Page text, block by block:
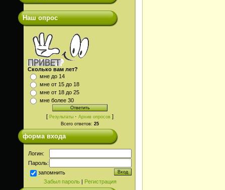
Наш опрос
Сколько вам лет?
мне до 14
мне от 15 до 18
мне от 18 до 25
мне более 30
[ Результаты · Архив опросов ]
Всего ответов: 25
форма входа
Логин:
Пароль:
запомнить
Забыл пароль| Регистрация